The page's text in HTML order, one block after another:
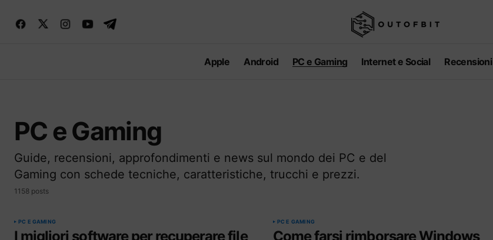
Apple Android PC e Gaming Internet e Social Recensioni
PC e Gaming
Guide, recensioni, approfondimenti e news sul mondo dei PC e del
Gaming con schede tecniche, caratteristiche, trucchi e prezzi.
1158 posts
PC E GAMING
I migliori software per recuperare file
PC E GAMING
Come farsi rimborsare Windows